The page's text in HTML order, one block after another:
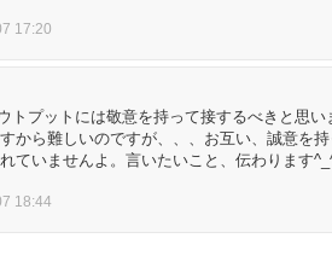
17:20
トプットには敬意を持って接するべきと思
から難しいのですが、、、お互い、誠意を持
ていませんよ。言いたいこと、伝わります
18:44